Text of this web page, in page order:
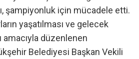
şampiyonluk için mücadele etti.
yaşatılması ve gelecek
amacıyla düzenlenen
Belediyesi Başkan Vekili